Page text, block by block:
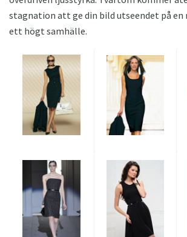
stagnation att ge din bild utseendet på
ett högt samhälle.